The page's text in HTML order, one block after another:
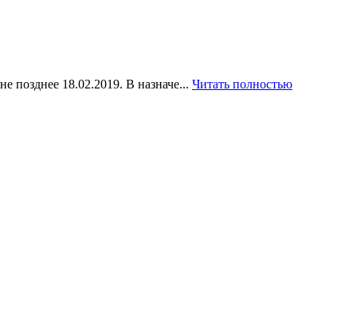
18.02.2019. В назначе... Читать полностью